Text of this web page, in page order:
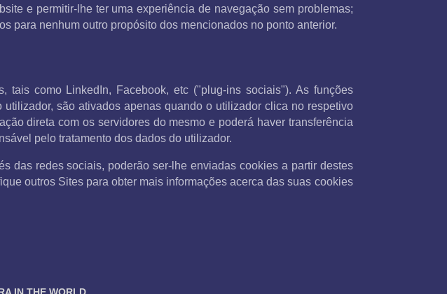
e permitir-lhe ter uma experiência de navegação sem problemas;
para nenhum outro propósito dos mencionados no ponto anterior.
como LinkedIn, Facebook, etc ("plug-ins sociais"). As funções
são ativados apenas quando o utilizador clica no respetivo
direta com os servidores do mesmo e poderá haver transferência
pelo tratamento dos dados do utilizador.
das redes sociais, poderão ser-lhe enviadas cookies a partir destes
outros Sites para obter mais informações acerca das suas cookies
IN THE WORLD